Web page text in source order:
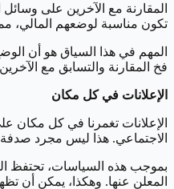
المقارنة مع الآخرين على
تكون مناسبة لوضعهم المالي،
المهم في هذا السياق هو أن
فخ المقارنة والتسابق مع
الإعلانات في كل مكان
الاجتماعي. هذا ليس مجرد
بموجب هذه السياسات، تحتفظ
المعلن عنها. وهكذا، يمكن أن